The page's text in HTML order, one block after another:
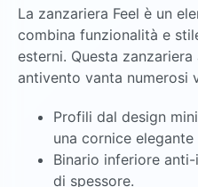
La zanzariera Feel è un
combina funzionalità e
esterni. Questa
antivento vanta numerosi
Profili dal design
una cornice
Binario inferiore
di spessore.